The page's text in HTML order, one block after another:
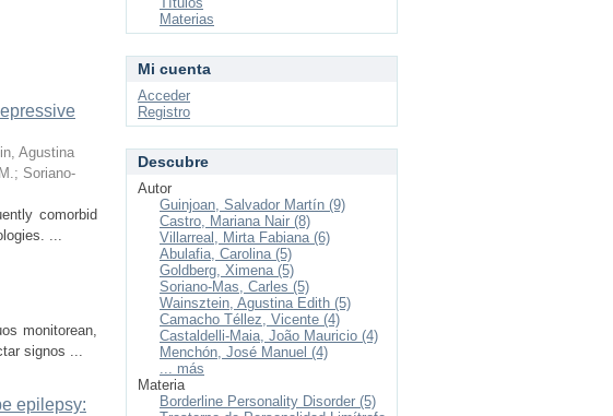
Agustina
; Soriano-
comorbid
...
monitorean,
signos ...
epilepsy:
Materias
Mi cuenta
Acceder
Registro
Descubre
Autor
Guinjoan, Salvador Martín (9)
Castro, Mariana Nair (8)
Villarreal, Mirta Fabiana (6)
Abulafia, Carolina (5)
Goldberg, Ximena (5)
Soriano-Mas, Carles (5)
Wainsztein, Agustina Edith (5)
Camacho Téllez, Vicente (4)
Castaldelli-Maia, João Mauricio (4)
Menchón, José Manuel (4)
... más
Materia
Borderline Personality Disorder (5)